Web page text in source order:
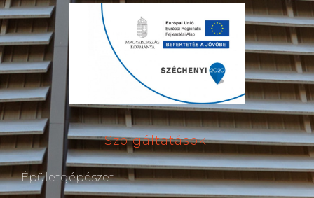
Szolgáltatások
Épületgépészet